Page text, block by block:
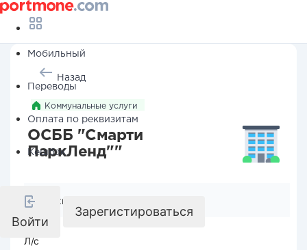
Мобильный
Переводы
Оплата по реквизитам
Кешбэк
Войти
Зарегистироваться
Назад
Коммунальные услуги
ОСББ "Смарти
ПаркЛенд""
Реквизиты компании
Л/с